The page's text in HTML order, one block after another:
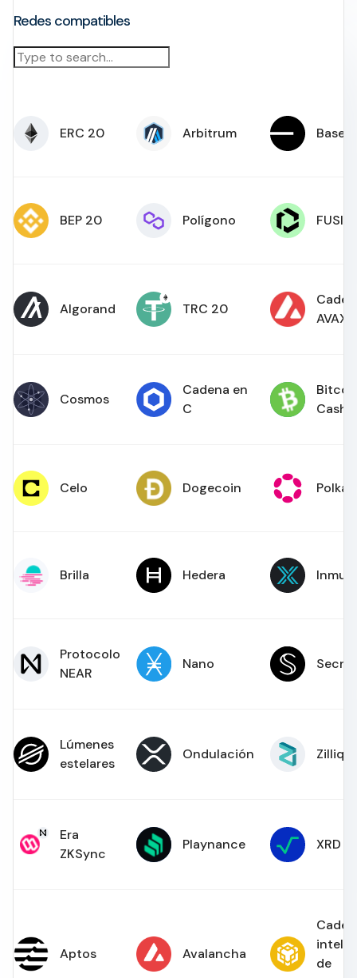
Redes compatibles
ERC 20 Arbitrum Base
BEP 20 Polígono
Algorand TRC 20
AVAX
Cosmos
Cadena en
C
Cash
Celo Dogecoin
Brilla Hedera
Protocolo
NEAR
Nano
Lúmenes
estelares
Ondulación Zilliqa
Era
ZKSync
Playnance XRD
Aptos Avalancha
de